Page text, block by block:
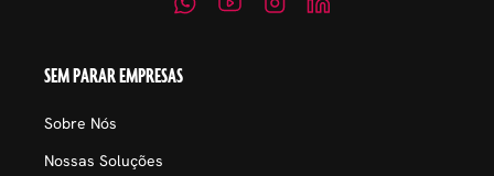
SEM PARAR EMPRESAS
Sobre Nós
Nossas Soluções